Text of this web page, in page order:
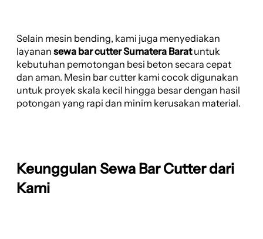
Selain mesin bending, kami juga menyediakan
layanan sewa bar cutter Sumatera Baratuntuk
kebutuhan pemotongan besi beton secara cepat
dan aman. Mesin bar cutter kami cocok digunakan
untuk proyek skala kecil hingga besar dengan hasil
potongan yang rapi dan minim kerusakan material.
Keunggulan Sewa Bar Cutter dari
Kami